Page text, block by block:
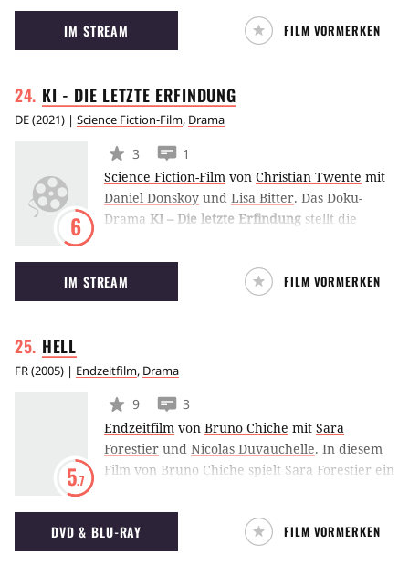
gerät, weil er ein eigenes Bewusstsein
entwickelt.
IM STREAM FILM VORMERKEN
KI - DIE LETZTE ERFINDUNG
DE(2021) | Science Fiction-Film, Drama
6
3
1
Science Fiction-Film von Christian Twente mit
Daniel Donskoy und Lisa Bitter. Das Doku-
Drama KI – Die letzte Erfindung stellt die
Für einige ist sie die Rettung, für andere der
Untergang der Menschheit. Am Beispiel des
Schicksals eines Familienvaters werden
IM STREAM FILM VORMERKEN
HELL
FR(2005) | Endzeitfilm, Drama
5.7
9
3
Endzeitfilm von Bruno Chiche mit Sara
Forestier und Nicolas Duvauchelle. In diesem
Film von Bruno Chiche spielt Sara Forestier ein
ausschweifende Erlebnisse mit Sex und Kokain
hat.
DVD & BLU-RAY FILM VORMERKEN